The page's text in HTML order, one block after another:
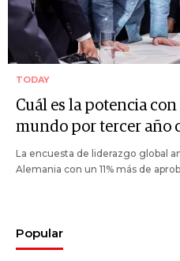
TODAY
Cuál es la potencia
mundo por tercer año
La encuesta de liderazgo global
Alemania con un 11% más de
Popular